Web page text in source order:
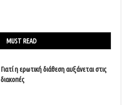
MUST READ
Γιατί η ερωτική διάθεση αυξάνεται στις
διακοπές